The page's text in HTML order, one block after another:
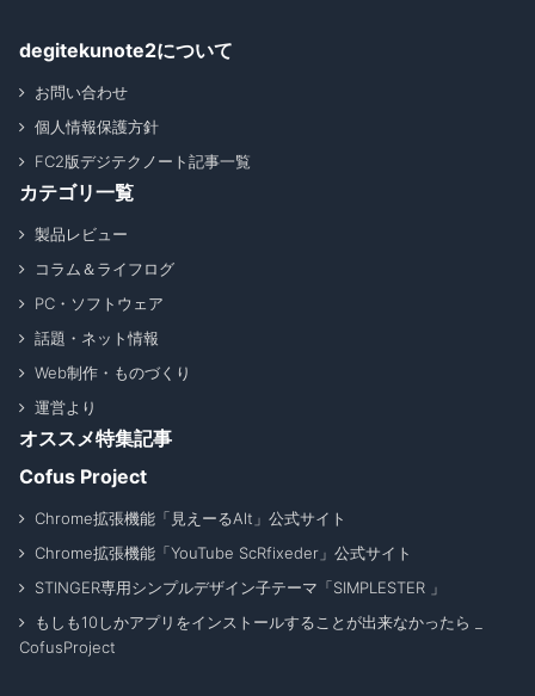
degitekunote2について
お問い合わせ
個人情報保護方針
FC2版デジテクノート記事一覧
カテゴリ一覧
製品レビュー
コラム＆ライフログ
PC・ソフトウェア
話題・ネット情報
Web制作・ものづくり
運営より
オススメ特集記事
Cofus Project
Chrome拡張機能「見えーるAlt」公式サイト
Chrome拡張機能「YouTube ScRfixeder」公式サイト
STINGER専用シンプルデザイン子テーマ「SIMPLESTER 」
もしも10しかアプリをインストールすることが出来なかったら _
CofusProject